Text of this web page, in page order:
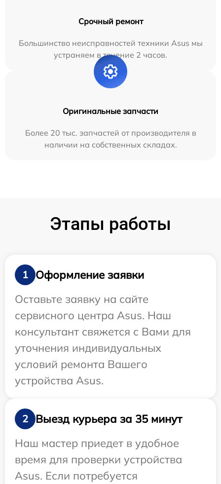
Срочный ремонт
Большинство неисправностей техники Asus мы
устраняем в течение 2 часов.
Оригинальные запчасти
Более 20 тыс. запчастей от производителя в
наличии на собственных складах.
Этапы работы
1
Оформление заявки
Оставьте заявку на сайте
сервисного центра Asus. Наш
консультант свяжется с Вами для
уточнения индивидуальных
условий ремонта Вашего
устройства Asus.
2
Выезд курьера за 35 минут
Наш мастер приедет в удобное
время для проверки устройства
Asus. Если потребуется